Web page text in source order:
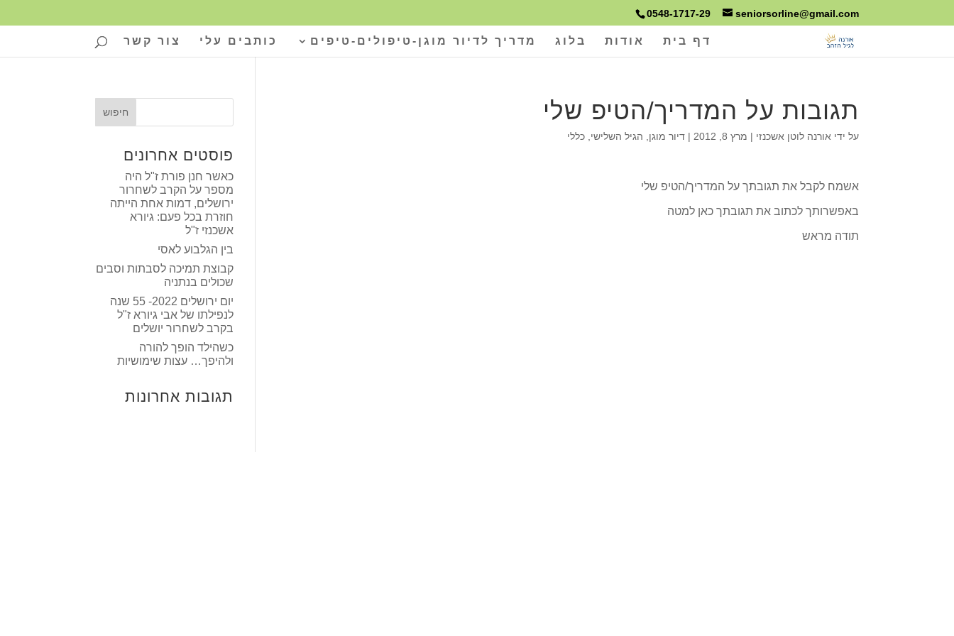
0548-1717-29 seniorsorline@gmail.com
דף בית אודות בלוג מדריך לדיור מוגן-טיפולים-טיפים כותבים עלי צור קשר
תגובות על המדריך/הטיפ שלי
על ידי אורנה לוטן אשכנזי | מרץ 8, 2012 |דיור מוגן הגיל השלישי ,כללי
אשמח לקבל את תגובתך על המדריך/הטיפ שלי
באפשרותך לכתוב את תגובתך כאן למטה
תודה מראש
פוסטים אחרונים
כאשר חנן פורת ז"ל היה
מספר על הקרב לשחרור
ירושלים, דמות אחת הייתה
חוזרת בכל פעם: גיורא
אשכנזי ז"ל
בין הגלבוע לאסי
קבוצת תמיכה לסבתות וסבים
שכולים בנתניה
יום ירושלים 2022- 55 שנה
לנפילתו של אבי גיורא ז"ל
בקרב לשחרור יושלים
כשהילד הופך להורה
ולהיפך… עצות שימושיות
תגובות אחרונות